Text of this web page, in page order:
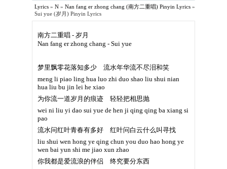
Lyrics » N » Nan fang er zhong chang (南方二重唱) Pinyin Lyrics »
Sui yue (岁月) Pinyin Lyrics
南方二重唱 - 岁月
Nan fang er zhong chang - Sui yue
梦里飘零花落知多少 流水年华流不尽泪和笑
meng li piao ling hua luo zhi duo shao liu shui nian
hua liu bu jin lei he xiao
为你流一道岁月的痕迹 轻轻把相思抛
wei ni liu yi dao sui yue de hen ji qing qing ba xiang si
pao
流水问红叶青春有多好 红叶问白云什么叫寻找
liu shui wen hong ye qing chun you duo hao hong ye
wen bai yun shi me jiao xun zhao
你我都是爱流浪的伴侣 终究要分东西